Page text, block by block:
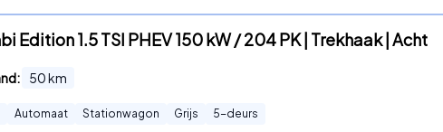
Edition 1.5 TSI PHEV 150 kW / 204 PK | Trekhaak | Acht
50km
Automaat Stationwagon Grijs 5-deurs